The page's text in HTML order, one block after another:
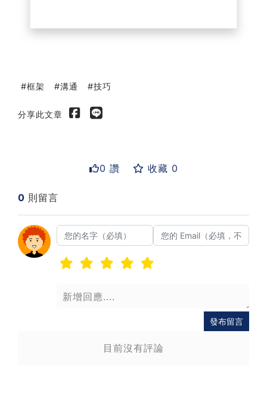
框架 溝通 技巧
分享此文章
0 讚 收藏 0
0 則留言
發布留言
目前沒有評論